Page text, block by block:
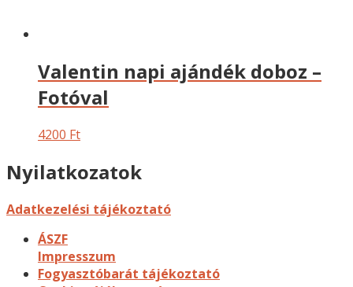
Valentin napi ajándék doboz –
Fotóval
4200 Ft
Nyilatkozatok
Adatkezelési tájékoztató
ÁSZF
Impresszum
Fogyasztóbarát tájékoztató